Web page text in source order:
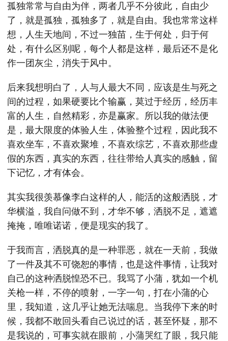
孤独常常与自由为伴，两者几乎不分彼此，自由少
了，就是孤独，孤独多了，就是自由。我也常常这样
想，人生天地间，不过一独苗，生于何处，归于何
处，有什么区别呢，每个人都是这样，最后还不是化
作一团灰尘，消失于风中。
后来我想明白了，人与人最大不同，应该是生与死之
间的过程，如果硬要比个输赢，莫过于经历，经历丰
富的人生，自然精彩，亦是赢家。所以我的做法便
是，最大限度的体验人生，体验整个过程，因此我不
喜欢坐车，不喜欢聚堆，不喜欢综艺，不喜欢那些虚
假的东西，真实的东西，往往带给人真实的感触，留
下记忆，才有体会。
其实我很羡慕像李白这样的人，能活的这般洒脱，才
华横溢，我自问做不到，才华不够，洒脱不足，遮遮
掩掩，唯唯诺诺，便是现实的我了。
于我而言，洒脱真的是一种罪恶，就在一天前，我做
了一件及其不可饶恕的事情，也是这件事情，让我对
自己的这种洒脱惶恐不已。我骂了小蒲，犹如一个机
关枪一样，不停的喷射，一字一句，打在小蒲的心
里，我知道，这几乎让她无法喘息。当我停下来的时
候，我都不敢回头看自己说过的话，甚至怀疑，那不
是我说的，可事实就在眼前，小蒲哭红了眼，我只能